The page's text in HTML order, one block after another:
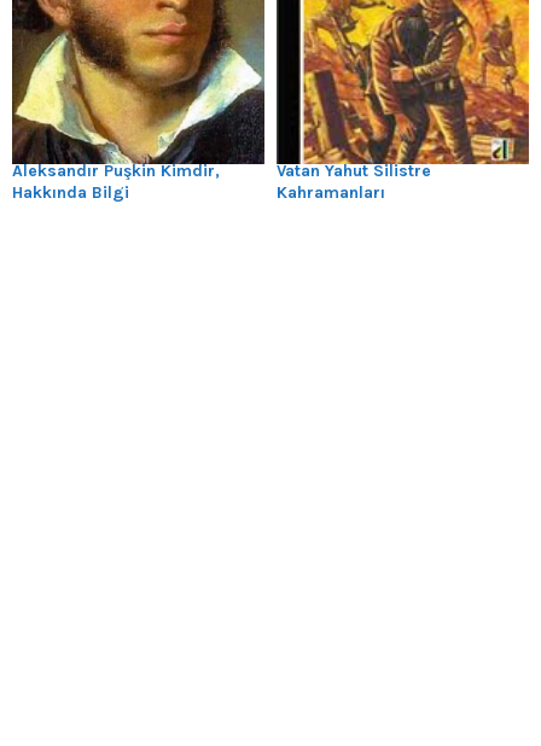
Aleksandır Puşkin Kimdir,
Hakkında Bilgi
Vatan Yahut Silistre
Kahramanları